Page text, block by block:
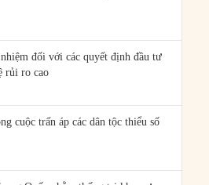
đối với các quyết định đầu tư
rủi ro cao
cuộc trấn áp các dân tộc thiểu số